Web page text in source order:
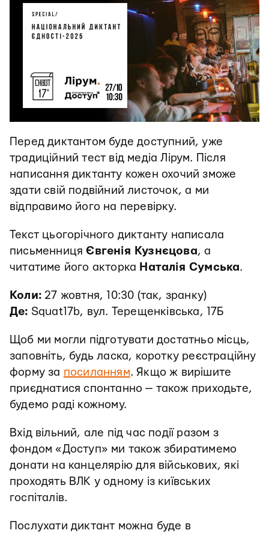
Перед диктантом буде доступний, уже
традиційний тест від медіа Лірум. Після
написання диктанту кожен охочий зможе
здати свій подвійний листочок, а ми
відправимо його на перевірку.
Текст цьогорічного диктанту написала
письменницяЄвгенія Кузнєцова, а
читатиме його акторка Наталія Сумська.
Коли: 27 жовтня, 10:30 (так, зранку)
Де: Squat17b, вул. Терещенківська, 17Б
Щоб ми могли підготувати достатньо місць,
заповніть, будь ласка, коротку реєстраційну
форму за посиланням. Якщо ж вирішите
приєднатися спонтанно — також приходьте,
будемо раді кожному.
Вхід вільний, але під час події разом з
фондом «Доступ» ми також збиратимемо
донати на канцелярію для військових, які
проходять ВЛК у одному із київських
госпіталів.
Послухати диктант можна буде в